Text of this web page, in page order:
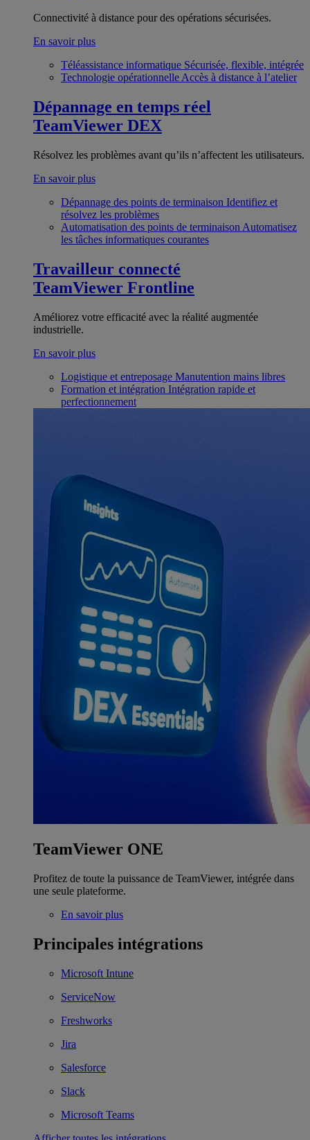
Connectivité à distance pour des opérations sécurisées.
En savoir plus
Téléassistance informatique Sécurisée, flexible, intégrée
Technologie opérationnelle Accès à distance à l’atelier
Dépannage en temps réel
TeamViewer DEX
Résolvez les problèmes avant qu’ils n’affectent les utilisateurs.
En savoir plus
Dépannage des points de terminaison Identifiez et
résolvez les problèmes
Automatisation des points de terminaison Automatisez
les tâches informatiques courantes
Travailleur connecté
TeamViewer Frontline
Améliorez votre efficacité avec la réalité augmentée
industrielle.
En savoir plus
Logistique et entreposage Manutention mains libres
Formation et intégration Intégration rapide et
perfectionnement
TeamViewer ONE
Profitez de toute la puissance de TeamViewer, intégrée dans
une seule plateforme.
En savoir plus
Principales intégrations
Microsoft Intune
ServiceNow
Freshworks
Jira
Salesforce
Slack
Microsoft Teams